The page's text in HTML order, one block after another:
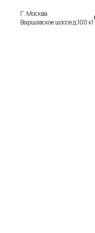
Г. Москва
Варшавское шоссе д.100 к1